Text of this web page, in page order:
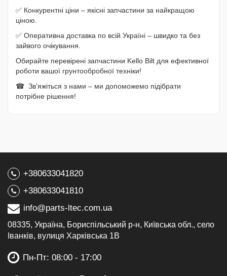
✅ Конкурентні ціни – якісні запчастини за найкращою
ціною.
✅ Оперативна доставка по всій Україні – швидко та без
зайвого очікування.
Обирайте перевірені запчастини Kello Bilt для ефективної
роботи вашої грунтообробної техніки!
☎ Зв'яжіться з нами – ми допоможемо підібрати
потрібне рішення!
+380633041820
+380633041810
info@parts-ltec.com.ua
08335, Україна, Бориспільський р-н, Київська обл., село
Іванків, вулиця Харківська 1В
Пн-Пт: 08:00 - 17:00